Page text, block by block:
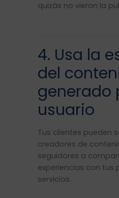
quizás no vieron la
4. Usa la
del
generado
usuario
Tus clientes pueden
creadores de
seguidores a
experiencias con tus
servicios.